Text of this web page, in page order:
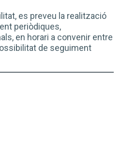
es preveu la realització
periòdiques,
en horari a convenir entre
de seguiment